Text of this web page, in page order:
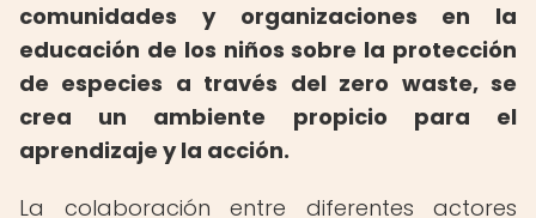
comunidades y organizaciones en la
educación de los niños sobre la protección
de especies a través del zero waste, se
crea un ambiente propicio para el
aprendizaje y la acción.
La colaboración entre diferentes actores